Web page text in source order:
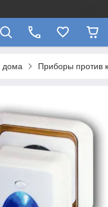
дома Приборы против